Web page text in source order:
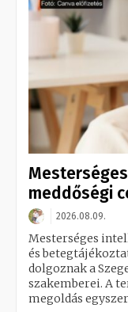
meddőségi
2026.08.09.
Mesterséges
és
dolgoznak a
szakemberei. A
megoldás